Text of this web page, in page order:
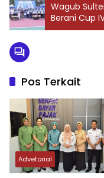
Wagub
Berani Cup
Pos Terkait
Advetorial